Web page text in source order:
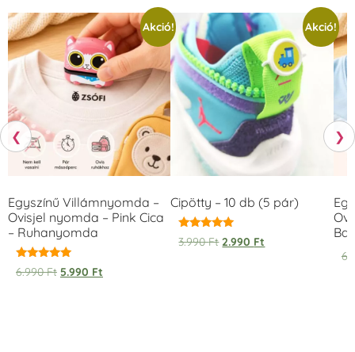
❮
Akció!
Egyszínű Villámnyomda –
Ovisjel nyomda – Pink Cica
– Ruhanyomda
Értékelés:
5.00
6.990Ft 5.990 Ft
Akció!
Cipötty – 10 db (5 pár)
Értékelés:
5.00
3.990Ft 2.990 Ft
❯